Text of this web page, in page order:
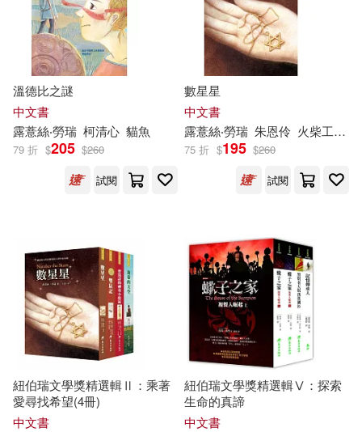
價格
範圍
溫德比之謎
中文書
露薏絲‧勞瑞 柯清心 貓魚
79 折 $205 $260
試閱
數星星
中文書
露薏絲‧勞瑞 朱恩伶 火柴工作室
75 折 $195 $260
試閱
紐伯瑞文學獎精選輯Ⅱ：乘著
愛尋找希望(4冊)
中文書
紐伯瑞文學獎精選輯Ⅴ：探索
生命的真諦
中文書